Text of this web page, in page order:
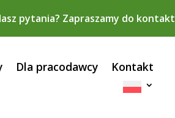
pytania? Zapraszamy do
Dla pracodawcy Kontakt